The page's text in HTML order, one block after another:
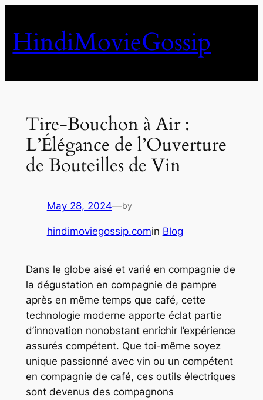
content
HindiMovieGossip
Tire-Bouchon à Air :
L’Élégance de l’Ouverture
de Bouteilles de Vin
May 28, 2024—by
hindimoviegossip.comin Blog
Dans le globe aisé et varié en compagnie de
la dégustation en compagnie de pampre
après en même temps que café, cette
technologie moderne apporte éclat partie
d’innovation nonobstant enrichir l’expérience
assurés compétent. Que toi-même soyez
unique passionné avec vin ou un compétent
en compagnie de café, ces outils électriques
sont devenus des compagnons